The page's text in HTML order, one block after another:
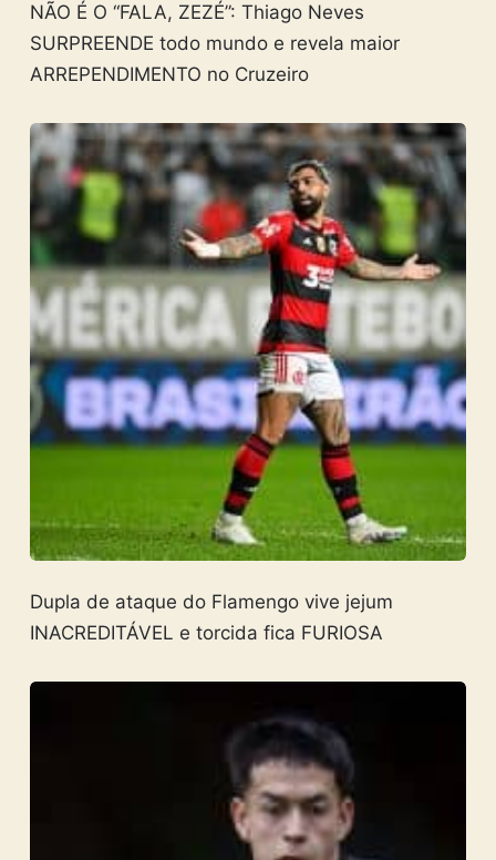
NÃO É O “FALA, ZEZÉ”: Thiago Neves
SURPREENDE todo mundo e revela maior
ARREPENDIMENTO no Cruzeiro
Dupla de ataque do Flamengo vive jejum
INACREDITÁVEL e torcida fica FURIOSA